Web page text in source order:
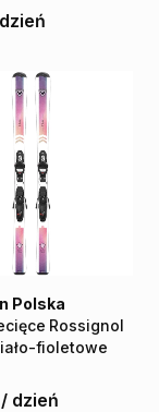
dzień
Rossignol
fioletowe
Polska
/ dzień